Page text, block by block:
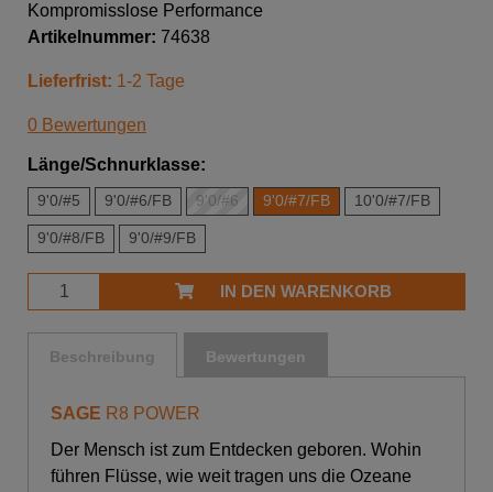
Kompromisslose Performance
Artikelnummer: 74638
Lieferfrist: 1-2 Tage
0 Bewertungen
Länge/Schnurklasse:
9'0/#5 9'0/#6/FB 9'0/#6 9'0/#7/FB 10'0/#7/FB
9'0/#8/FB 9'0/#9/FB
IN DEN WARENKORB
Beschreibung Bewertungen
SAGE R8 POWER
Der Mensch ist zum Entdecken geboren. Wohin
führen Flüsse, wie weit tragen uns die Ozeane